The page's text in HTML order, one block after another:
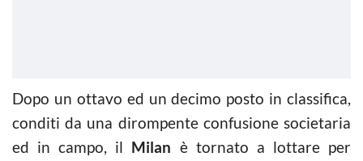
Dopo un ottavo ed un decimo posto in classifica,
conditi da una dirompente confusione societaria
ed in campo, il Milan è tornato a lottare per